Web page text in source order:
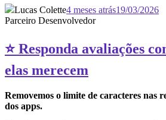
Lucas Colette4 meses atrás19/03/2026
Parceiro Desenvolvedor
⭐ Responda avaliações
elas merecem
Removemos o limite de caracteres nas
dos apps.